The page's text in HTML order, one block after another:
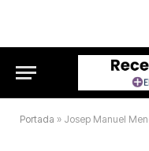
Portada » Josep Manuel Menchón